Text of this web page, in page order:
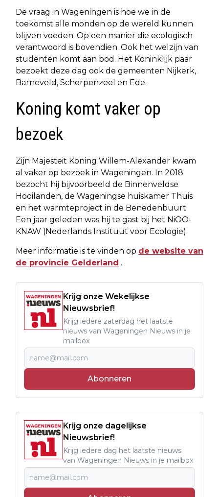
De vraag in Wageningen is hoe we in de
toekomst alle monden op de wereld kunnen
blijven voeden. Op een manier die ecologisch
verantwoord is bovendien. Ook het welzijn van
studenten komt aan bod. Het Koninklijk paar
bezoekt deze dag ook de gemeenten Nijkerk,
Barneveld, Scherpenzeel en Ede.
Koning komt vaker op
bezoek
Zijn Majesteit Koning Willem-Alexander kwam
al vaker op bezoek in Wageningen. In 2018
bezocht hij bijvoorbeeld de Binnenveldse
Hooilanden, de Wageningse huiskamer Thuis
en het warmteproject in de Benedenbuurt.
Een jaar geleden was hij te gast bij het NiOO-
KNAW (Nederlands Instituut voor Ecologie).
Meer informatie is te vinden op de website van
de provincie Gelderland .
Krijg onze Wekelijkse
Nieuwsbrief!
Krijg iedere zaterdag het laatste
nieuws van Wageningen Nieuws in je
mailbox
Abonneren
Krijg onze dagelijkse
Nieuwsbrief!
Krijg iedere dag het laatste nieuws
van Wageningen Nieuws in je mailbox